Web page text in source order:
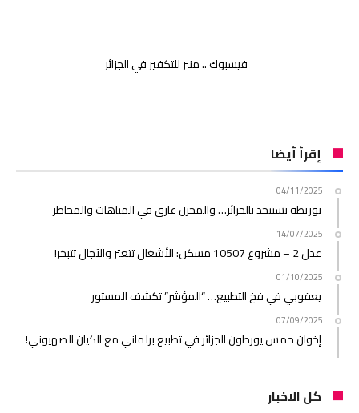
فيسبوك .. منبر للتكفير في الجزائر
إقرأ أيضا
04/11/2025
بوريطة يستنجد بالجزائر… والمخزن غارق في المتاهات والمخاطر
14/07/2025
عدل 2 – مشروع 10507 مسكن: الأشغال تتعثر والآجال تتبخر!
01/10/2025
يعقوبي في فخ التطبيع… “المؤشر” تكشف المستور
07/09/2025
إخوان حمس يورطون الجزائر في تطبيع برلماني مع الكيان الصهيوني!
كل الاخبار